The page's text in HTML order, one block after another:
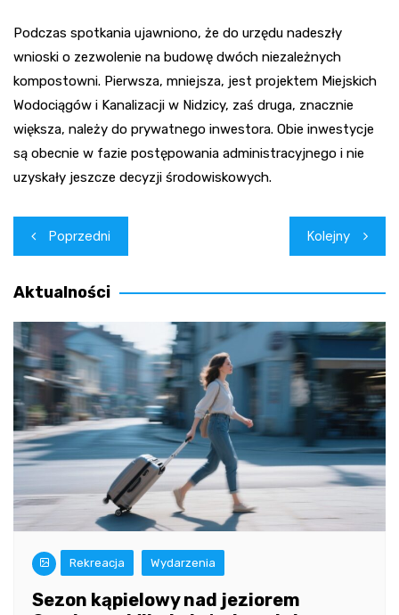
Podczas spotkania ujawniono, że do urzędu nadeszły
wnioski o zezwolenie na budowę dwóch niezależnych
kompostowni. Pierwsza, mniejsza, jest projektem Miejskich
Wodociągów i Kanalizacji w Nidzicy, zaś druga, znacznie
większa, należy do prywatnego inwestora. Obie inwestycje
są obecnie w fazie postępowania administracyjnego i nie
uzyskały jeszcze decyzji środowiskowych.
Nawigacja
wpisu
Poprzedni Kolejny
Aktualności
Rekreacja Wydarzenia
Sezon kąpielowy nad jeziorem